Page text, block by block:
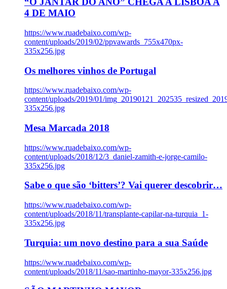
4 DE MAIO
https://www.ruadebaixo.com/wp-
content/uploads/2019/02/ppvawards_755x470px-
335x256.jpg
Os melhores vinhos de Portugal
https://www.ruadebaixo.com/wp-
content/uploads/2019/01/
335x256.jpg
Mesa Marcada 2018
https://www.ruadebaixo.com/wp-
content/uploads/2018/12/3_daniel-zamith-e-jorge-camilo-
335x256.jpg
Sabe o que são ‘bitters’? Vai querer descobrir…
https://www.ruadebaixo.com/wp-
content/uploads/2018/11/transplante-capilar-na-turquia_1-
335x256.jpg
Turquia: um novo destino para a sua Saúde
https://www.ruadebaixo.com/wp-
content/uploads/2018/11/sao-martinho-mayor-335x256.jpg